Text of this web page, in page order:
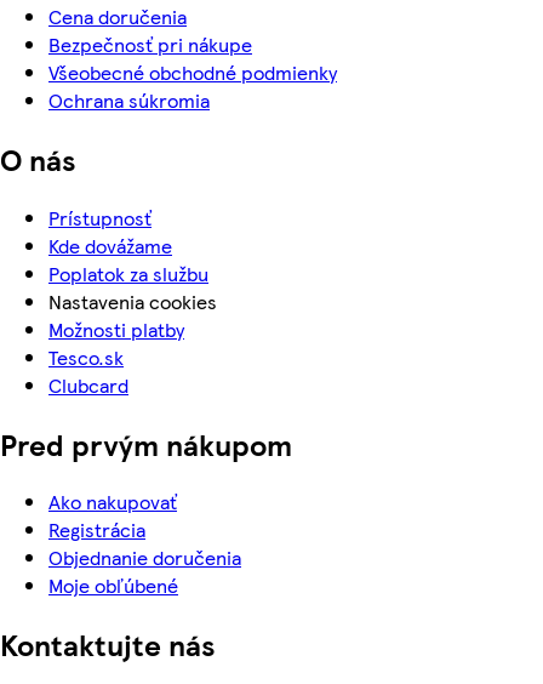
Cena doručenia
Bezpečnosť pri nákupe
Všeobecné obchodné podmienky
Ochrana súkromia
O nás
Prístupnosť
Kde dovážame
Poplatok za službu
Nastavenia cookies
Možnosti platby
Tesco.sk
Clubcard
Pred prvým nákupom
Ako nakupovať
Registrácia
Objednanie doručenia
Moje obľúbené
Kontaktujte nás